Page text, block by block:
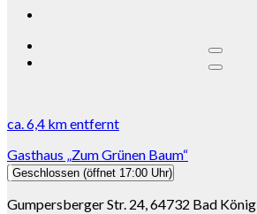
ca.6,4 kmentfernt
Gasthaus „Zum Grünen Baum“
Geschlossen (öffnet 17:00 Uhr)
Gumpersberger Str. 24, 64732 Bad König